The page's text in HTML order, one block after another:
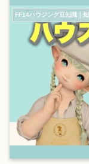
FF14ハウジング豆知識｜